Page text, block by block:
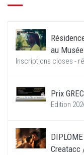
au
Inscriptions closes -
Prix
Edition
Creatacc